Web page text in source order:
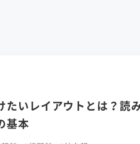
たいレイアウトとは？読
基本